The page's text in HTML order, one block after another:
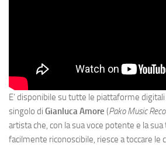
E’ disponibile su tutte le piattaforme digitali
singolo di Gianluca Amore (Pako Music
artista che, con la sua voce potente e la
facilmente riconoscibile, riesce a toccare le